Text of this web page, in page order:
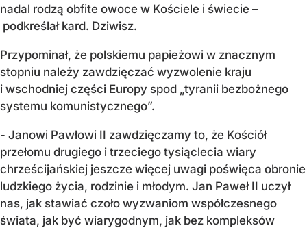
nadal rodzą obfite owoce w Kościele i świecie –
podkreślał kard. Dziwisz.
Przypominał, że polskiemu papieżowi w znacznym
stopniu należy zawdzięczać wyzwolenie kraju
i wschodniej części Europy spod „tyranii bezbożnego
systemu komunistycznego”.
- Janowi Pawłowi II zawdzięczamy to, że Kościół
przełomu drugiego i trzeciego tysiąclecia wiary
chrześcijańskiej jeszcze więcej uwagi poświęca obronie
ludzkiego życia, rodzinie i młodym. Jan Paweł II uczył
nas, jak stawiać czoło wyzwaniom współczesnego
świata, jak być wiarygodnym, jak bez kompleksów